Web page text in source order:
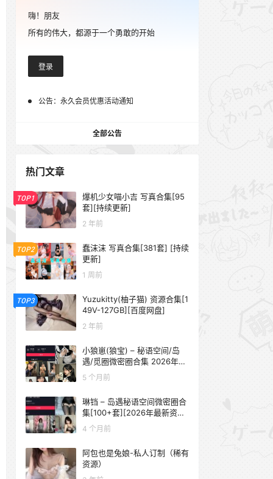
嗨！朋友
所有的伟大，都源于一个勇敢的开始
登录
公告： 永久会员优惠活动通知
全部公告
热门文章
TOP1
爆机少女喵小吉 写真合集[95
套][持续更新]
2 年前
TOP2
蠢沫沫 写真合集[381套] [持续
更新]
1 周前
TOP3
Yuzukitty(柚子猫) 资源合集[1
49V-127GB][百度网盘]
2 年前
小狼崽(狼宝) – 秘语空间/岛
遇/觅圈微密圈合集 2026年抖
音资源更新中
5 个月前
琳铛 – 岛遇秘语空间微密圈合
集[100+套][2026年最新资源
更新中]
4 个月前
阿包也是兔娘-私人订制（稀有
资源）